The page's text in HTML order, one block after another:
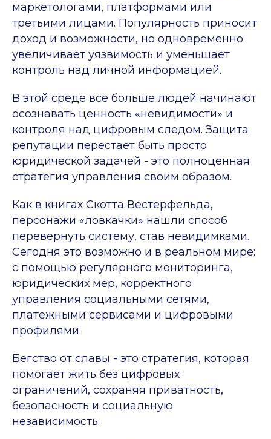
маркетологами, платформами или
третьими лицами. Популярность приносит
доход и возможности, но одновременно
увеличивает уязвимость и уменьшает
контроль над личной информацией.
В этой среде все больше людей начинают
осознавать ценность «невидимости» и
контроля над цифровым следом. Защита
репутации перестает быть просто
юридической задачей - это полноценная
стратегия управления своим образом.
Как в книгах Скотта Вестерфельда,
персонажи «ловкачки» нашли способ
перевернуть систему, став невидимками.
Сегодня это возможно и в реальном мире:
с помощью регулярного мониторинга,
юридических мер, корректного
управления социальными сетями,
платежными сервисами и цифровыми
профилями.
Бегство от славы - это стратегия, которая
помогает жить без цифровых
ограничений, сохраняя приватность,
безопасность и социальную
независимость.